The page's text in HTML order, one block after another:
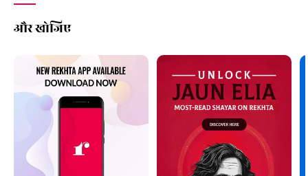
और खोजिए